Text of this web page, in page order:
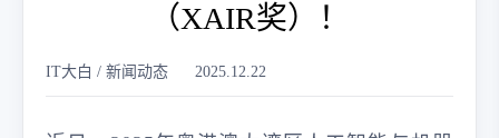
（XAIR奖）！
IT大白 / 新闻动态 2025.12.22